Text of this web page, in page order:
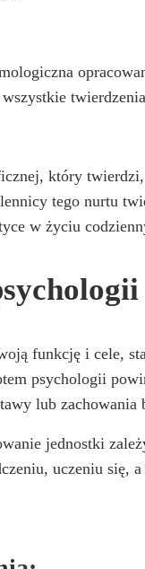
który twierdzi,
tego nurtu
w życiu
funkcję i cele,
psychologii
lub zachowania
jednostki
uczeniu się,